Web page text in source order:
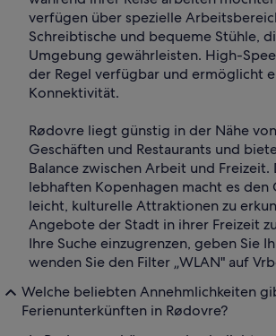
verfügen über spezielle
Schreibtische und bequeme Stühle,
Umgebung gewährleisten. High-
der Regel verfügbar und ermöglicht
Konnektivität.
Rødovre liegt günstig in der Nähe
Geschäften und Restaurants und
Balance zwischen Arbeit und Freizeit.
lebhaften Kopenhagen macht es den
leicht, kulturelle Attraktionen zu
Angebote der Stadt in ihrer Freizeit
Ihre Suche einzugrenzen, geben Sie
wenden Sie den Filter „WLAN" auf
Welche beliebten Annehmlichkeiten
Ferienunterkünften in Rødovre?